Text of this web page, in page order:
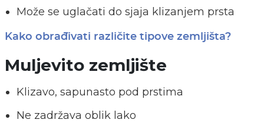
Može se uglačati do sjaja klizanjem prsta
Kako obrađivati različite tipove zemljišta?
Muljevito zemljište
Klizavo, sapunasto pod prstima
Ne zadržava oblik lako